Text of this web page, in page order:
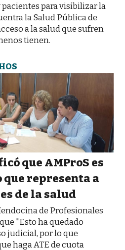
para visibilizar la
la Salud Pública de
a la salud que sufren
tienen.
que AMProS es
representa a
de la salud
de Profesionales
"Esto ha quedado
judicial, por lo que
haga ATE de cuota